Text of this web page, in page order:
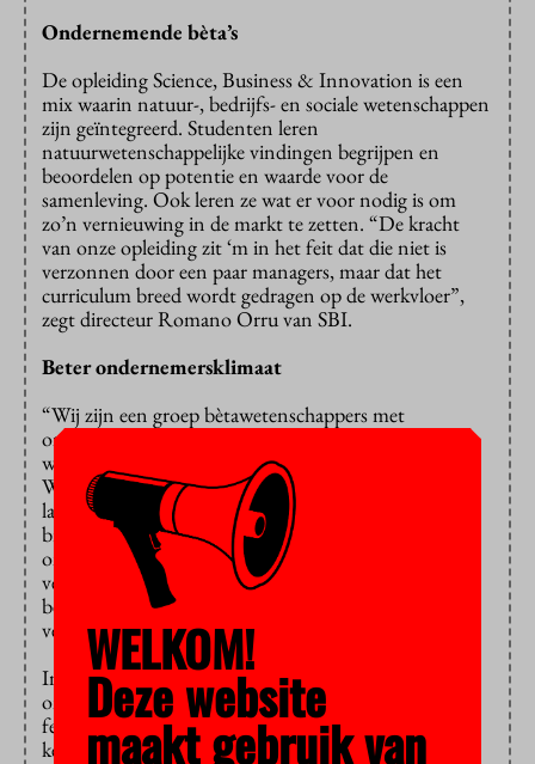
Ondernemende bèta’s
De opleiding Science, Business & Innovation is een
mix waarin natuur-, bedrijfs- en sociale wetenschappen
zijn geïntegreerd. Studenten leren
natuurwetenschappelijke vindingen begrijpen en
beoordelen op potentie en waarde voor de
samenleving. Ook leren ze wat er voor nodig is om
zo’n vernieuwing in de markt te zetten. “De kracht
van onze opleiding zit ‘m in het feit dat die niet is
verzonnen door een paar managers, maar dat het
curriculum breed wordt gedragen op de werkvloer”,
zegt directeur Romano Orru van SBI.
Beter ondernemersklimaat
“Wij zijn een groep bètawetenschappers met
ondernemerservaring, dus met affiniteit met zowel
wetenschap en innovatie als het ondernemersschap.
Wij weten hoe lastig het is om innovaties, die in een
laboratorium zijn ontwikkeld, ook op de markt te
brengen. Daarom hebben we deze opleiding
ontworpen, ook omdat uit onderzoeken blijkt dat er
veel scholieren zijn met belangstelling voor
bètawetenschap, maar die ook willen weten hoe je die
vertaalt naar de maatschappij.”
In de minor Entrepreneurship bestuderen studenten
ondernemerschap als sociaaleconomisch en cultureel
fenomeen. Die minor wordt geleid door bedrijfs- en
kennisinnovatiedeskundige Ingrid Wakkee. “Onze
WELKOM!
Deze website
maakt gebruik van